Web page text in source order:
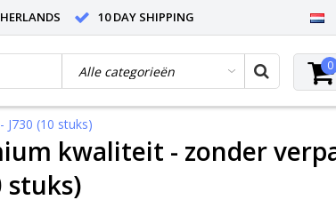
10 DAY SHIPPING
0
J730 (10 stuks)
kwaliteit - zonder
stuks)